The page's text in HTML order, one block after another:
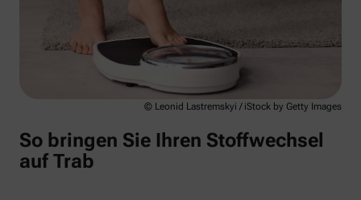
© Leonid Lastremskyi / iStock by Getty Images
So bringen Sie Ihren Stoffwechsel
auf Trab